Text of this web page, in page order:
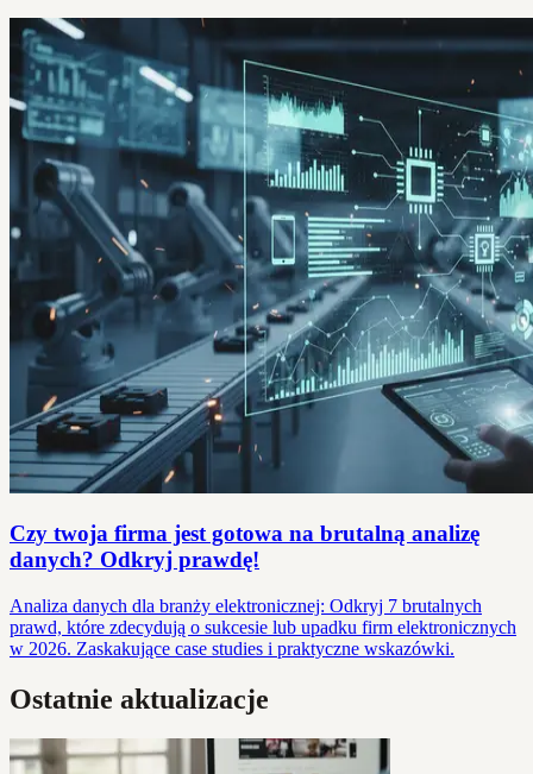
Czy twoja firma jest gotowa na brutalną analizę
danych? Odkryj prawdę!
Analiza danych dla branży elektronicznej: Odkryj 7 brutalnych
prawd, które zdecydują o sukcesie lub upadku firm elektronicznych
w 2026. Zaskakujące case studies i praktyczne wskazówki.
Ostatnie aktualizacje